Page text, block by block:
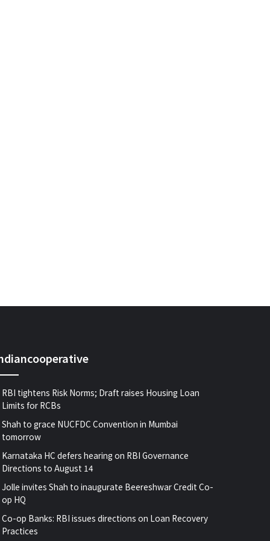
RBI tightens Risk Norms; Draft raises Housing Loan
Limits for RCBs
Shah to grace NUCFDC Convention in Mumbai
tomorrow
Karnataka HC defers hearing on RBI Governance
Directions to August 14
Jolle invites Shah to inaugurate Beereshwar Credit Co-
op HQ
Co-op Banks: RBI issues directions on Loan Recovery
Practices